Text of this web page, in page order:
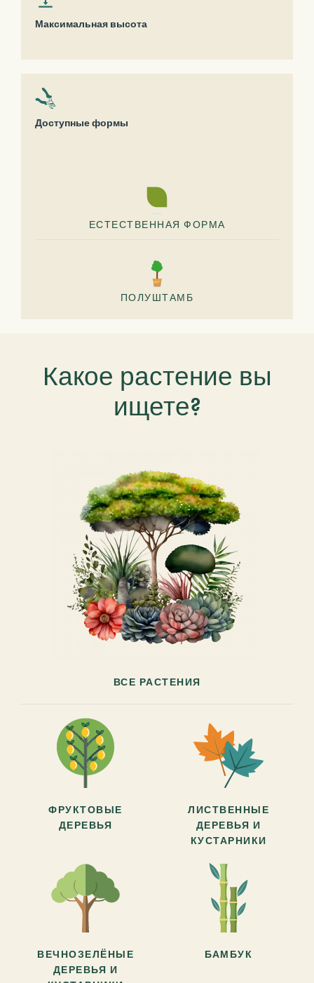
Максимальная высота
Доступные формы
ЕСТЕСТВЕННАЯ ФОРМА
ПОЛУШТАМБ
Какое растение вы
ищете?
ВСЕ РАСТЕНИЯ
ФРУКТОВЫЕ
ДЕРЕВЬЯ
ЛИСТВЕННЫЕ
ДЕРЕВЬЯ И
КУСТАРНИКИ
ВЕЧНОЗЕЛЁНЫЕ
ДЕРЕВЬЯ И
БАМБУК